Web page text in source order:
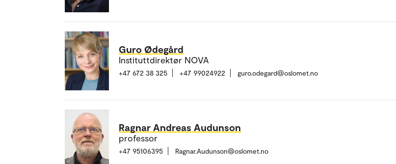
Guro Ødegård
Instituttdirektør NOVA
+47 672 38 325 +47 99024922 guro.odegard@oslomet.no
Ragnar Andreas Audunson
professor
+47 95106395 Ragnar.Audunson@oslomet.no